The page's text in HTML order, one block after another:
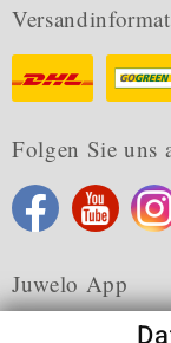
Folgen Sie uns
Juwelo App